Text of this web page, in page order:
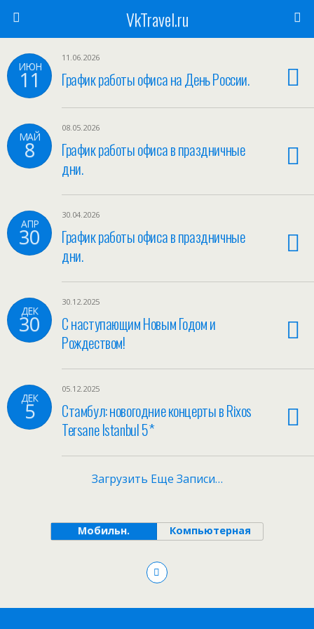
VkTravel.ru
ИЮН
11
11.06.2026
График работы офиса на День России.
МАЙ
8
08.05.2026
График работы офиса в праздничные
дни.
АПР
30
30.04.2026
График работы офиса в праздничные
дни.
ДЕК
30
30.12.2025
С наступающим Новым Годом и
Рождеством!
ДЕК
5
05.12.2025
Стамбул: новогодние концерты в Rixos
Tersane Istanbul 5*
Загрузить Еще Записи…
Мобильн. Компьютерная